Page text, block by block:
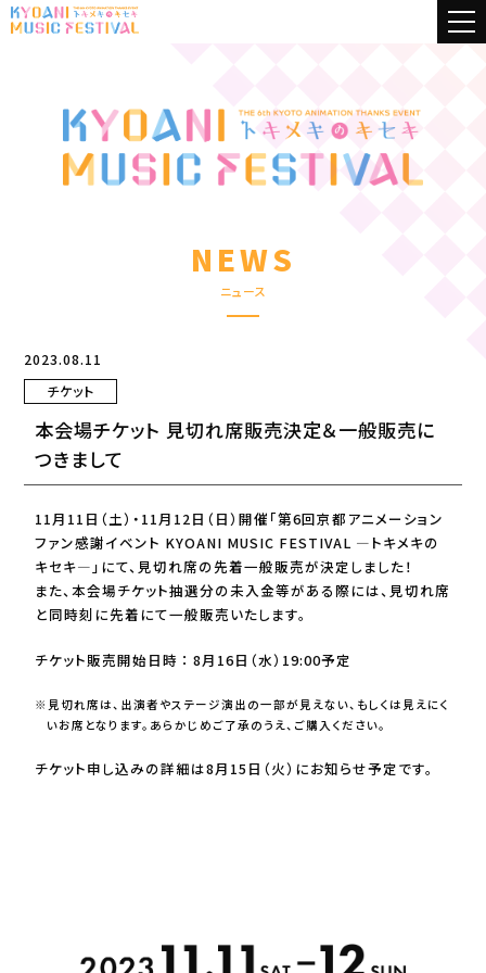
NEWS
ニュース
2023.08.11
チケット
本会場チケット 見切れ席販売決定＆一般販売に
つきまして
11月11日（土）・11月12日（日）開催「第6回京都アニメーション
ファン感謝イベント KYOANI MUSIC FESTIVAL ―トキメキの
キセキ―」にて、見切れ席の先着一般販売が決定しました！
また、本会場チケット抽選分の未入金等がある際には、見切れ席
と同時刻に先着にて一般販売いたします。
チケット販売開始日時 ：8月16日（水）19:00予定
※見切れ席は、出演者やステージ演出の一部が見えない、もしくは見えにく
いお席となります。あらかじめご了承のうえ、ご購入ください。
チケット申し込みの詳細は8月15日（火）にお知らせ予定です。